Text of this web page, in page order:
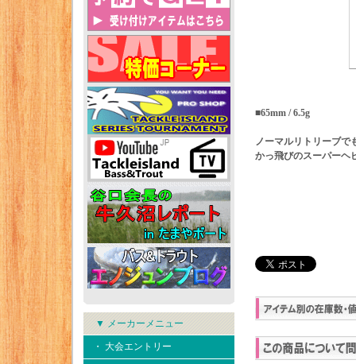
▼ メーカーメニュー
・ 大会エントリー
■65mm / 6.5g
ノーマルリトリーブで
かっ飛びのスーパーヘ